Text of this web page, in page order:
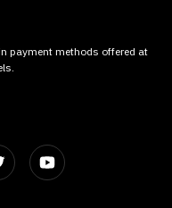
payment methods offered at